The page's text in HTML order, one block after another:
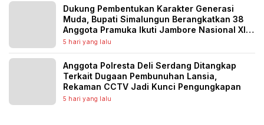
Dukung Pembentukan Karakter Generasi
Muda, Bupati Simalungun Berangkatkan 38
Anggota Pramuka Ikuti Jambore Nasional XII
Tahun 2026
5 hari yang lalu
Anggota Polresta Deli Serdang Ditangkap
Terkait Dugaan Pembunuhan Lansia,
Rekaman CCTV Jadi Kunci Pengungkapan
5 hari yang lalu